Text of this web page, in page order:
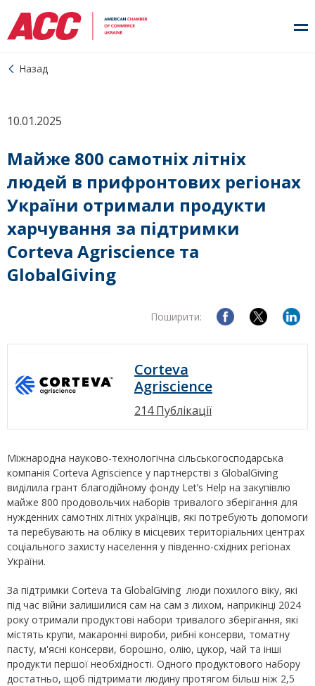
Назад
10.01.2025
Майже 800 самотніх літніх
людей в прифронтових регіонах
України отримали продукти
харчування за підтримки
Corteva Agriscience та
GlobalGiving
Поширити:
Corteva
Agriscience
214 Публікації
Міжнародна науково-технологічна сільськогосподарська
компанія Corteva Agriscience у партнерстві з GlobalGiving
виділила грант благодійному фонду Let’s Help на закупівлю
майже 800 продовольчих наборів тривалого зберігання для
нужденних самотніх літніх українців, які потребують допомоги
та перебувають на обліку в місцевих територіальних центрах
соціального захисту населення у південно-східних регіонах
України.
За підтримки Corteva та GlobalGiving люди похилого віку, які
під час війни залишилися сам на сам з лихом, наприкінці 2024
року отримали продуктові набори тривалого зберігання, які
містять крупи, макаронні вироби, рибні консерви, томатну
пасту, м'ясні консерви, борошно, олію, цукор, чай та інші
продукти першої необхідності. Одного продуктового набору
достатньо, щоб підтримати людину протягом більш ніж 2,5